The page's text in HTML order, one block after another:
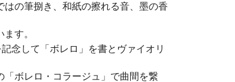
の筆捌き、和紙の擦れる音、墨の香
す。
念して「ボレロ」を書とヴァイオリ
ボレロ・コラージュ」で曲間を繋